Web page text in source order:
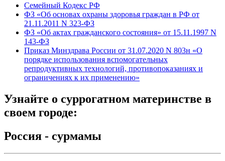
Семейный Кодекс РФ
ФЗ «Об основах охраны здоровья граждан в РФ от
21.11.2011 N 323-ФЗ
ФЗ «Об актах гражданского состояния» от 15.11.1997 N
143-ФЗ
Приказ Минздрава России от 31.07.2020 N 803н «О
порядке использования вспомогательных
репродуктивных технологий, противопоказаниях и
ограничениях к их применению»
Узнайте о суррогатном материнстве в
своем городе:
Россия - сурмамы